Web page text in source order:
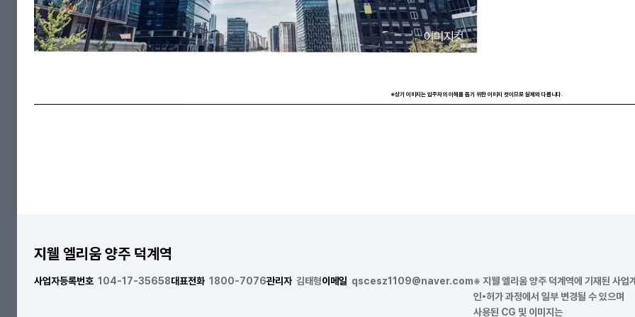
※상기 이미지는 입주자의 이해를 돕기 위한 이미지 컷이므로 실제와 다릅니다.
지웰 엘리움 양주 덕계역
사업자등록번호 104-17-35658대표전화 1800-7076관리자 김태형이메일 qscesz1109@naver.com※ 지웰 엘리움 양주 덕계역에 기재된 사업
인•허가 과정에서 일부 변경될 수 있으며
사용된 CG 및 이미지는